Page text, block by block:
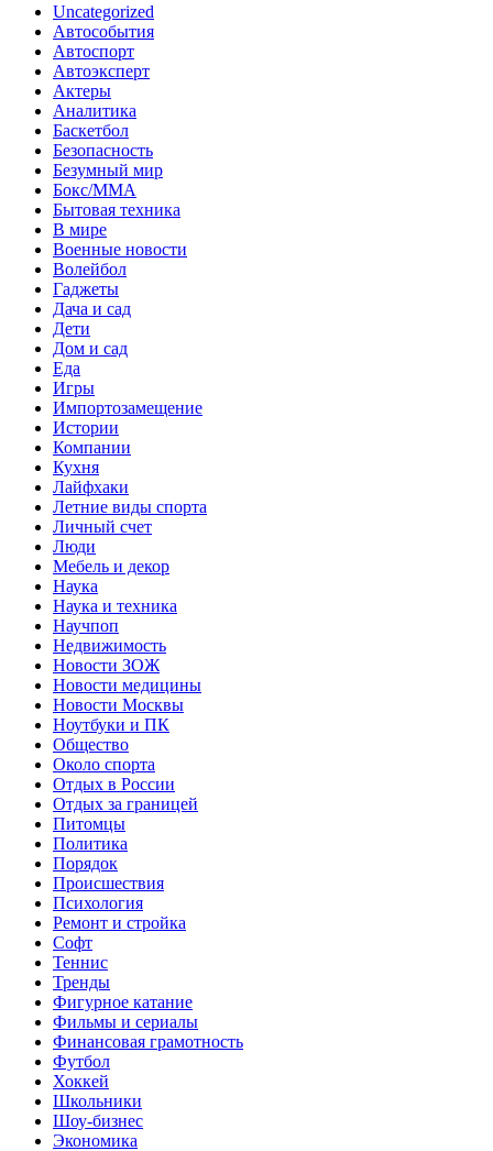
Uncategorized
Автособытия
Автоспорт
Автоэксперт
Актеры
Аналитика
Баскетбол
Безопасность
Безумный мир
Бокс/MMA
Бытовая техника
В мире
Военные новости
Волейбол
Гаджеты
Дача и сад
Дети
Дом и сад
Еда
Игры
Импортозамещение
Истории
Компании
Кухня
Лайфхаки
Летние виды спорта
Личный счет
Люди
Мебель и декор
Наука
Наука и техника
Научпоп
Недвижимость
Новости ЗОЖ
Новости медицины
Новости Москвы
Ноутбуки и ПК
Общество
Около спорта
Отдых в России
Отдых за границей
Питомцы
Политика
Порядок
Происшествия
Психология
Ремонт и стройка
Софт
Теннис
Тренды
Фигурное катание
Фильмы и сериалы
Финансовая грамотность
Футбол
Хоккей
Школьники
Шоу-бизнес
Экономика